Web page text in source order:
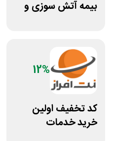
بیمه آتش سوزی و
12%
کد تخفیف اولین
خرید خدمات